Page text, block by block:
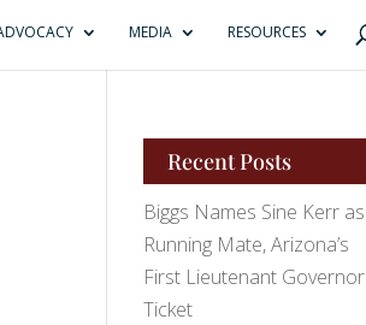
MEDIA RESOURCES
Recent Posts
Biggs Names Sine Kerr as
Running Mate, Arizona’s
First Lieutenant Governor
Ticket